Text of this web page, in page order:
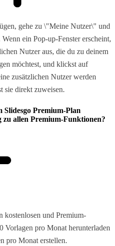
gehe zu \"Meine Nutzer\" und
ein Pop-up-Fenster erscheint,
Nutzer aus, die du zu deinem
möchtest, und klickst auf
zusätzlichen Nutzer werden
sie direkt zuweisen.
Slidesgo Premium-Plan
zu allen Premium-Funktionen?
kostenlosen und Premium-
Vorlagen pro Monat herunterladen
pro Monat erstellen.